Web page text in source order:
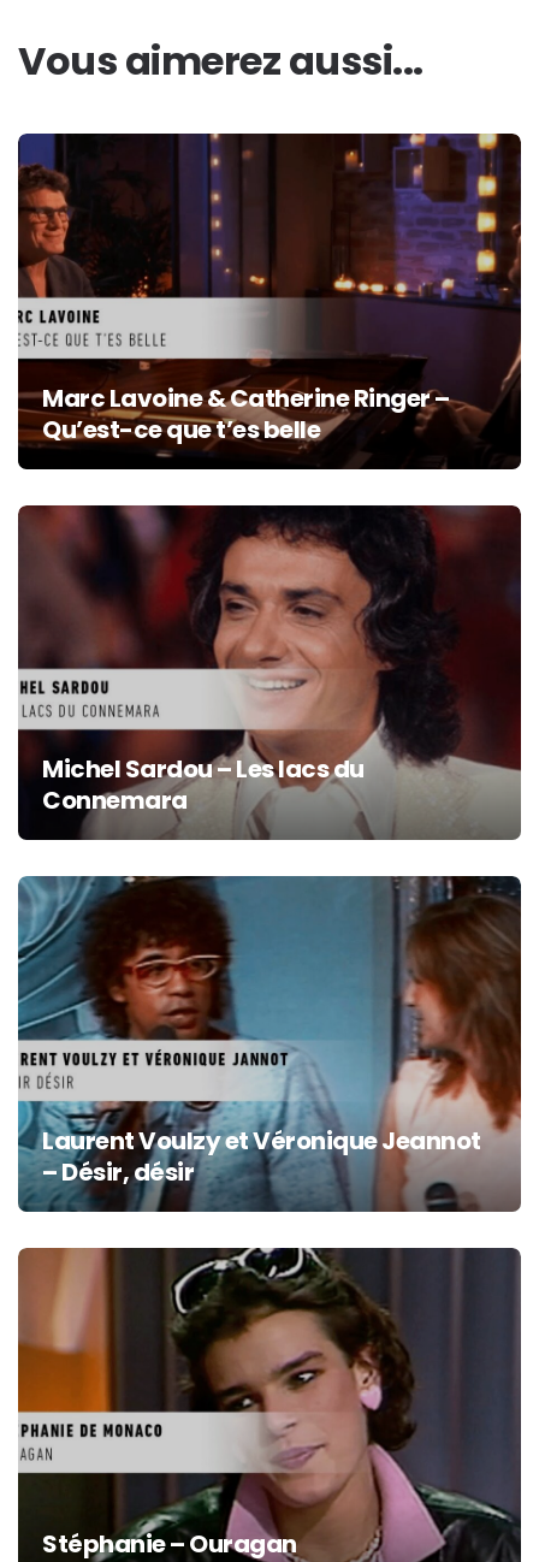
Vous aimerez aussi...
Marc Lavoine & Catherine Ringer –
Qu’est-ce que t’es belle
Michel Sardou – Les lacs du
Connemara
Laurent Voulzy et Véronique Jeannot
– Désir, désir
Stéphanie – Ouragan